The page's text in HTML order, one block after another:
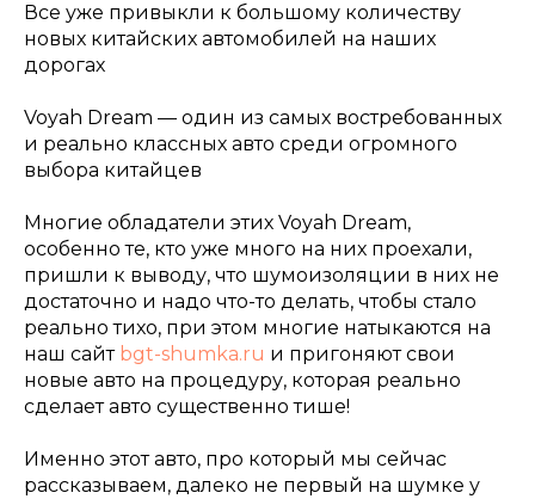
Все уже привыкли к большому количеству
новых китайских автомобилей на наших
дорогах
Voyah Dream — один из самых востребованных
и реально классных авто среди огромного
выбора китайцев
Многие обладатели этих Voyah Dream,
особенно те, кто уже много на них проехали,
пришли к выводу, что шумоизоляции в них не
достаточно и надо что-то делать, чтобы стало
реально тихо, при этом многие натыкаются на
наш сайт bgt-shumka.ru и пригоняют свои
новые авто на процедуру, которая реально
сделает авто существенно тише!
Именно этот авто, про который мы сейчас
рассказываем, далеко не первый на шумке у